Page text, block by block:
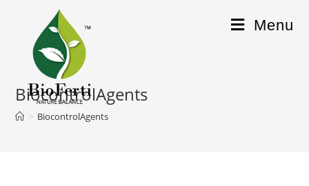
Menu
BiocontrolAgents
> BiocontrolAgents